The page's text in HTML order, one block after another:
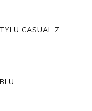
CASUAL Z